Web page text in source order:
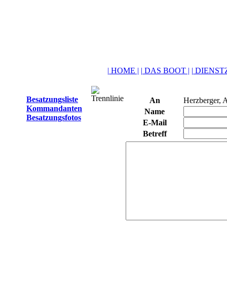
| HOME | | DAS BOOT | |
Besatzungsliste
Kommandanten
Besatzungsfotos
An
Herzberger,
Name
E-Mail
Betreff